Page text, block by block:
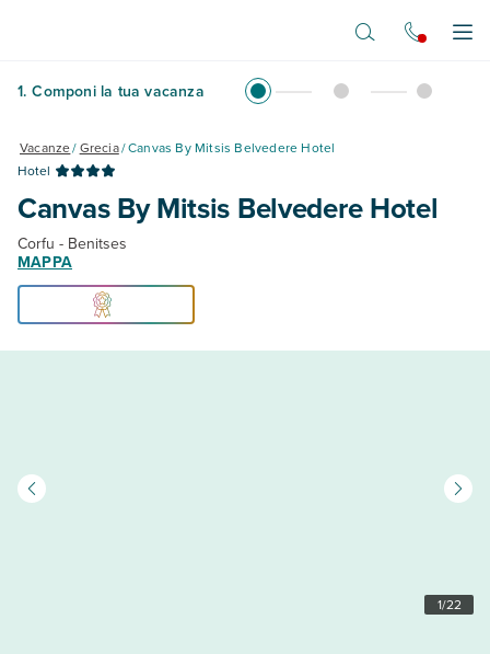
1. Componi la tua vacanza
Vacanze/Grecia/Canvas By Mitsis Belvedere Hotel
Hotel
Canvas By Mitsis Belvedere Hotel
Corfu - Benitses
MAPPA
1/22